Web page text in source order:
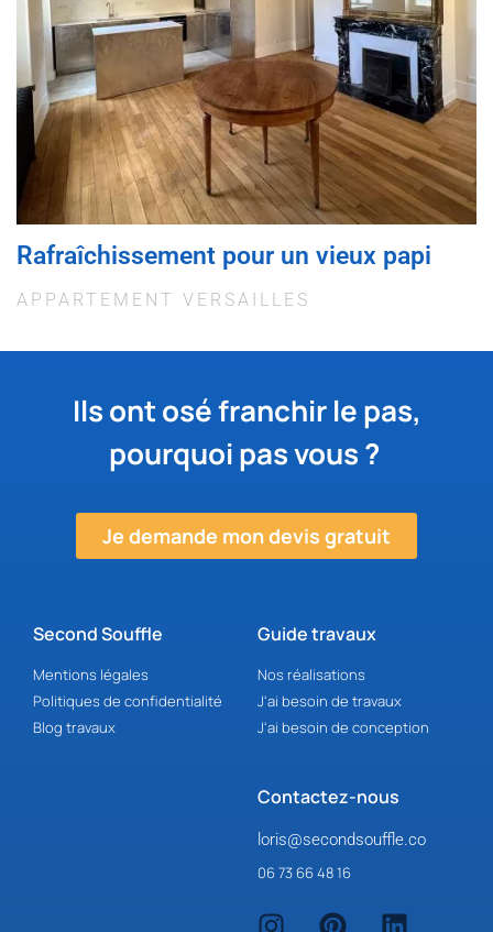
Rafraîchissement pour un vieux papi
APPARTEMENT VERSAILLES
Ils ont osé franchir le pas,
pourquoi pas vous ?
Je demande mon devis gratuit
Guide travaux
Nos réalisations
J'ai besoin de travaux
J'ai besoin de conception
Second Souffle
Mentions légales
Politiques de confidentialité
Blog travaux
Contactez-nous
loris@secondsouffle.co
06 73 66 48 16